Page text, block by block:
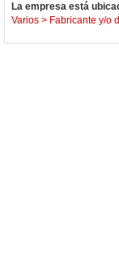
La empresa está
Varios > Fabricante y/o